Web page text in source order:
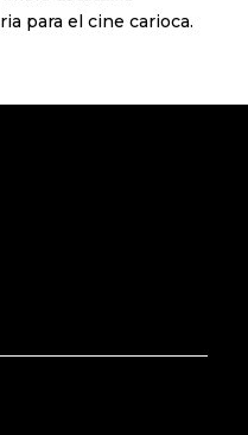
para el cine carioca.